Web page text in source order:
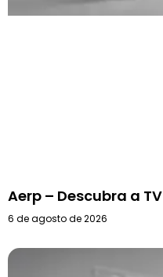
Aerp – Descubra a TV
6 de agosto de 2026